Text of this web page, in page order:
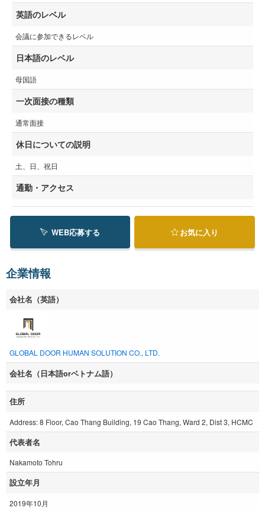
英語のレベル
会議に参加できるレベル
日本語のレベル
母国語
一次面接の種類
通常面接
休日についての説明
土、日、祝日
通勤・アクセス
WEB応募する お気に入り
企業情報
会社名（英語）
GLOBAL DOOR HUMAN SOLUTION CO., LTD.
会社名（日本語orベトナム語）
住所
Address: 8 Floor, Cao Thang Building, 19 Cao Thang, Ward 2, Dist 3, HCMC
代表者名
Nakamoto Tohru
設立年月
2019年10月